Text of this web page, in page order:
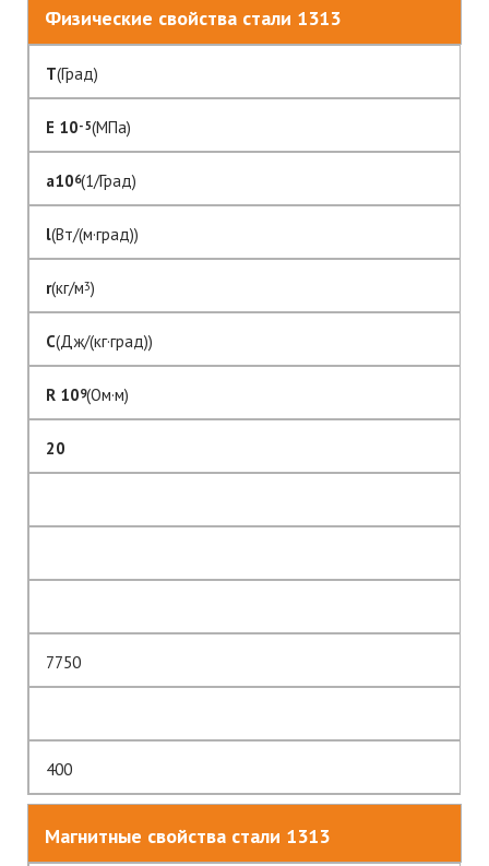
Физические свойства стали 1313
T(Град)
E 10- 5(МПа)
a106(1/Град)
l(Вт/(м·град))
r(кг/м3)
C(Дж/(кг·град))
R 109(Ом·м)
20
7750
400
Магнитные свойства стали 1313